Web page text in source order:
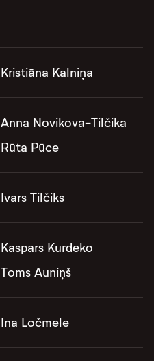
Kristiāna Kalniņa
Anna Novikova-Tilčika
Rūta Pūce
Ivars Tilčiks
Kaspars Kurdeko
Toms Auniņš
Ina Ločmele